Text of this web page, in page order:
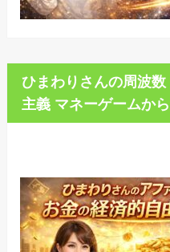
ひまわりさんの周波
主義 マネーゲームか